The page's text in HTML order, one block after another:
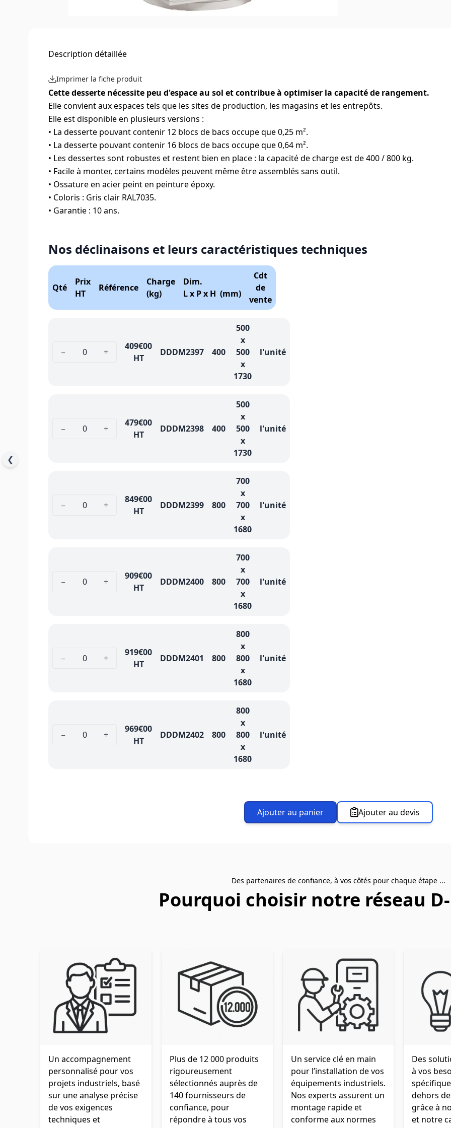
❮
Description détaillée
Imprimer la fiche produit
Cette desserte nécessite peu d'espace au sol et contribue à optimiser la capacité de rangement.
Elle convient aux espaces tels que les sites de production, les magasins et les entrepôts.
Elle est disponible en plusieurs versions :
• La desserte pouvant contenir 12 blocs de bacs occupe que 0,25 m².
• La desserte pouvant contenir 16 blocs de bacs occupe que 0,64 m².
• Les dessertes sont robustes et restent bien en place : la capacité de charge est de 400 / 800 kg.
• Facile à monter, certains modèles peuvent même être assemblés sans outil.
• Ossature en acier peint en peinture époxy.
• Coloris : Gris clair RAL7035.
• Garantie : 10 ans.
Nos déclinaisons et leurs caractéristiques techniques
Qté
Prix
HT
Référence
Charge
(kg)
Dim.
L x P x H (mm)
Cdt
de
vente
− +
409€00
HT
DDDM2397 400
500
x
500
x
1730
l'unité
− +
479€00
HT
DDDM2398 400
500
x
500
x
1730
l'unité
− +
849€00
HT
DDDM2399 800
700
x
700
x
1680
l'unité
− +
909€00
HT
DDDM2400 800
700
x
700
x
1680
l'unité
− +
919€00
HT
DDDM2401 800
800
x
800
x
1680
l'unité
− +
969€00
HT
DDDM2402 800
800
x
800
x
1680
l'unité
Ajouter au panier Ajouter au devis
Des partenaires de confiance, à vos côtés pour chaque étape ...
Pourquoi choisir notre réseau
Un accompagnement
personnalisé pour vos
projets industriels, basé
sur une analyse précise
de vos exigences
techniques et
Plus de 12 000 produits
rigoureusement
sélectionnés auprès de
140 fournisseurs de
confiance, pour
répondre à tous vos
Un service clé en main
pour l’installation de vos
équipements industriels.
Nos experts assurent un
montage rapide et
conforme aux normes
Des
à vos
dehors
grâce à
et notre